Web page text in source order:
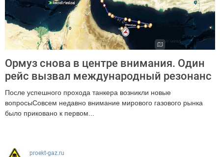
Ормуз снова в центре внимания. Один
рейс вызвал международный резонанс
После успешного прохода танкера возникли новые
вопросыСовсем недавно внимание мирового газового рынка
было приковано к первом...
proekt-gaz.ru